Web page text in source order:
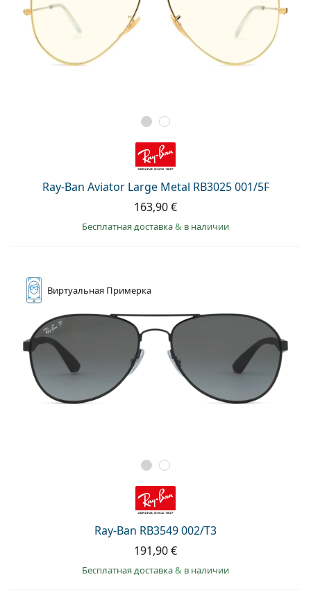
Ray-Ban Aviator Large Metal RB3025 001/5F
163,90 €
Бесплатная доставка& в наличии
Виртуальная Примерка
Ray-Ban RB3549 002/T3
191,90 €
Бесплатная доставка& в наличии